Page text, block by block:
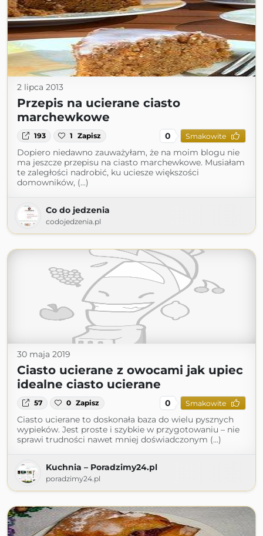
2 lipca 2013
Przepis na ucierane ciasto
marchewkowe
193 1 Zapisz 0 Smakowite
Dopiero niedawno zauważyłam, że na moim blogu nie
ma jeszcze przepisu na ciasto marchewkowe. Musiałam
te zaległości nadrobić, ku uciesze większości
domowników, (...)
Co do jedzenia
codojedzenia.pl
30 maja 2019
Ciasto ucierane z owocami jak upiec
idealne ciasto ucierane
57 0 Zapisz 0 Smakowite
Ciasto ucierane to doskonała baza do wielu pysznych
wypieków. Jest proste i szybkie w przygotowaniu – nie
sprawi trudności nawet mniej doświadczonym (...)
Kuchnia – Poradzimy24.pl
poradzimy24.pl